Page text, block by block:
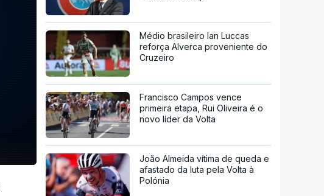
Médio brasileiro Ian Luccas
reforça Alverca proveniente do
Cruzeiro
Francisco Campos vence
primeira etapa, Rui Oliveira é o
novo líder da Volta
João Almeida vítima de queda e
afastado da luta pela Volta à
Polónia